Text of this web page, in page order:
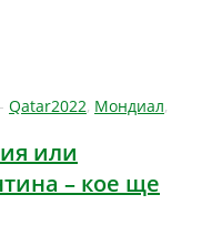
- Qatar2022, Мондиал,
или
– кое ще